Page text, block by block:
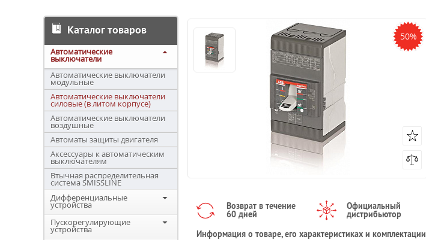
Каталог товаров
Автоматические
выключатели
Автоматические выключатели
модульные
Автоматические выключатели
силовые (в литом корпусе)
Автоматические выключатели
воздушные
Автоматы защиты двигателя
Аксессуары к автоматическим
выключателям
Втычная распределительная
система SMISSLINE
Дифференциальные
устройства
Пускорегулирующие
устройства
50%
Возврат в течение
60 дней
Официальный
дистрибьютор
Информация о товаре, его характеристиках и комплектации